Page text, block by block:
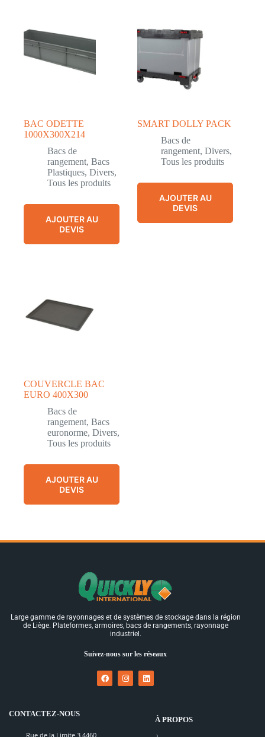
BAC ODETTE
1000X300X214
Bacs de
rangement, Bacs
Plastiques, Divers,
Tous les produits
AJOUTER AU
DEVIS
SMART DOLLY PACK
Bacs de
rangement,Divers,
Tous les produits
AJOUTER AU
DEVIS
COUVERCLE BAC
EURO 400X300
Bacs de
rangement, Bacs
euronorme, Divers,
Tous les produits
AJOUTER AU
DEVIS
Large gamme de rayonnages et de systèmes de stockage dans la région
de Liège. Plateformes, armoires, bacs de rangements, rayonnage
industriel.
Suivez-nous sur les réseaux
CONTACTEZ-NOUS
Rue de la Limite 3 4460
À PROPOS